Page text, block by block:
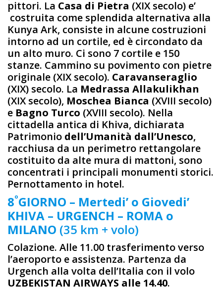
pittori. La Casa di Pietra (XIX secolo) e’
costruita come splendida alternativa alla
Kunya Ark, consiste in alcune costruzioni
intorno ad un cortile, ed è circondato da
un alto muro. Ci sono 7 cortile e 150
stanze. Cammino su povimento con pietre
originale (XIX secolo). Caravanseraglio
(XIX) secolo. La Medrassa Allakulikhan
(XIX secolo), Moschea Bianca (XVIII secolo)
e Bagno Turco (XVIII secolo). Nella
cittadella antica di Khiva, dichiarata
Patrimonio dell’Umanità dall’Unesco,
racchiusa da un perimetro rettangolare
costituito da alte mura di mattoni, sono
concentrati i principali monumenti storici.
Pernottamento in hotel.
8ºGIORNO – Mertedi’ o Giovedi’
KHIVA – URGENCH – ROMA o
MILANO (35 km + volo)
Colazione. Alle 11.00 trasferimento verso
l’aeroporto e assistenza. Partenza da
Urgench alla volta dell’Italia con il volo
UZBEKISTAN AIRWAYS alle 14.40.